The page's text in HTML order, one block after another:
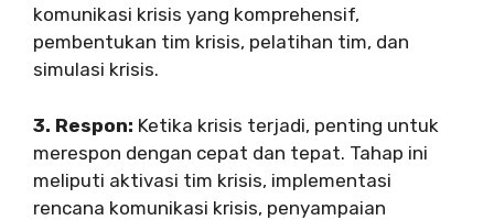
komunikasi krisis yang komprehensif,
pembentukan tim krisis, pelatihan tim, dan
simulasi krisis.
3. Respon: Ketika krisis terjadi, penting untuk
merespon dengan cepat dan tepat. Tahap ini
meliputi aktivasi tim krisis, implementasi
rencana komunikasi krisis, penyampaian